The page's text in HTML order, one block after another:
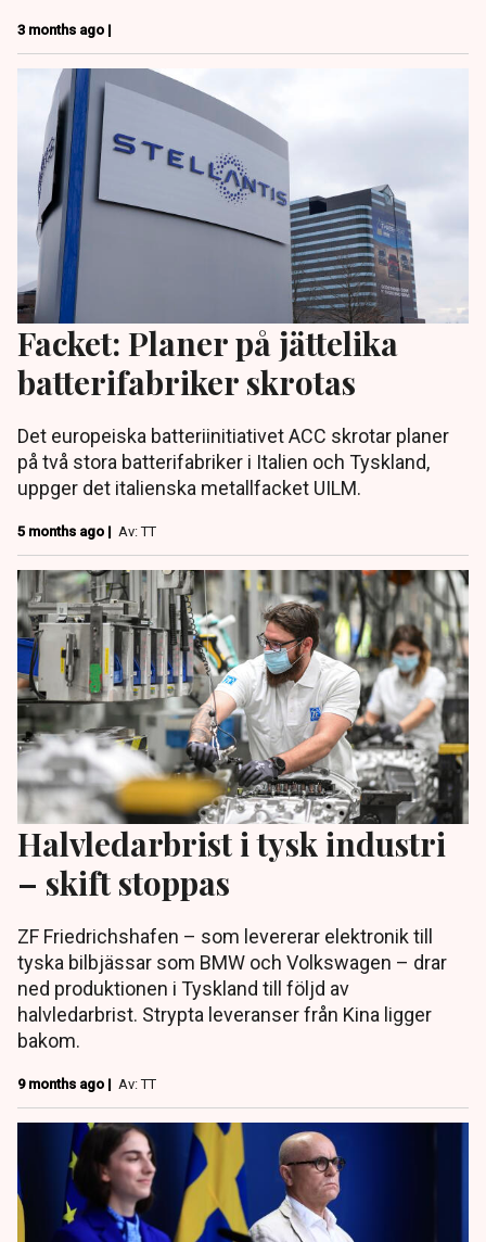
3 months ago |
Facket: Planer på jättelika
batterifabriker skrotas
Det europeiska batteriinitiativet ACC skrotar planer
på två stora batterifabriker i Italien och Tyskland,
uppger det italienska metallfacket UILM.
5 months ago | Av: TT
Halvledarbrist i tysk industri
– skift stoppas
ZF Friedrichshafen – som levererar elektronik till
tyska bilbjässar som BMW och Volkswagen – drar
ned produktionen i Tyskland till följd av
halvledarbrist. Strypta leveranser från Kina ligger
bakom.
9 months ago | Av: TT